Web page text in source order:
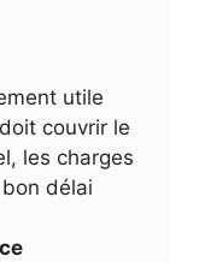
utile
couvrir le
les charges
délai